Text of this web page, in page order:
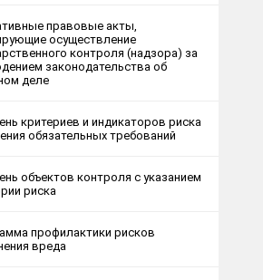
правовые акты,
осуществление
контроля (надзора) за
законодательства об
деле
критериев и индикаторов риска
обязательных требований
объектов контроля с указанием
риска
профилактики рисков
вреда